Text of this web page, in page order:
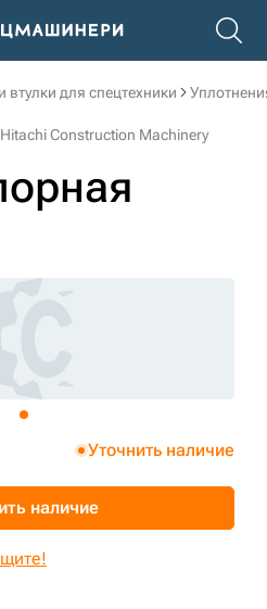
втулки для спецтехники
Construction Machinery
Уточнить наличие
наличие